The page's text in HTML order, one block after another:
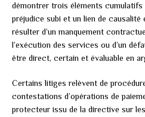
démontrer trois éléments cumulatifs
préjudice subi et un lien de
résulter d’un manquement
l’exécution des services ou d’un
être direct, certain et évaluable en
Certains litiges relèvent de
contestations d’opérations de
protecteur issu de la directive sur